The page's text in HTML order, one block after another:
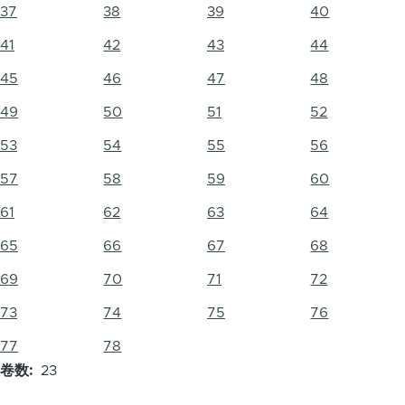
37 38 39 40
41 42 43 44
45 46 47 48
49 50 51 52
53 54 55 56
57 58 59 60
61 62 63 64
65 66 67 68
69 70 71 72
73 74 75 76
77
78
卷数
23